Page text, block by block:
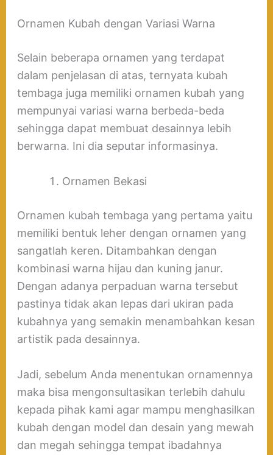
Ornamen Kubah dengan Variasi Warna
Selain beberapa ornamen yang terdapat
dalam penjelasan di atas, ternyata kubah
tembaga juga memiliki ornamen kubah yang
mempunyai variasi warna berbeda-beda
sehingga dapat membuat desainnya lebih
berwarna. Ini dia seputar informasinya.
Ornamen Bekasi
Ornamen kubah tembaga yang pertama yaitu
memiliki bentuk leher dengan ornamen yang
sangatlah keren. Ditambahkan dengan
kombinasi warna hijau dan kuning janur.
Dengan adanya perpaduan warna tersebut
pastinya tidak akan lepas dari ukiran pada
kubahnya yang semakin menambahkan kesan
artistik pada desainnya.
Jadi, sebelum Anda menentukan ornamennya
maka bisa mengonsultasikan terlebih dahulu
kepada pihak kami agar mampu menghasilkan
kubah dengan model dan desain yang mewah
dan megah sehingga tempat ibadahnya